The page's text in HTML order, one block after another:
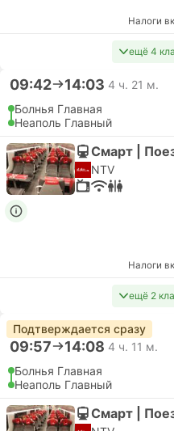
Налоги
ещё 4
09:42 14:03 4 ч. 21 м.
Болнья Главная
Неаполь Главный
Смарт |
NTV
Налоги
ещё 2
Подтверждается сразу
09:57 14:08 4 ч. 11 м.
Болнья Главная
Неаполь Главный
Смарт |